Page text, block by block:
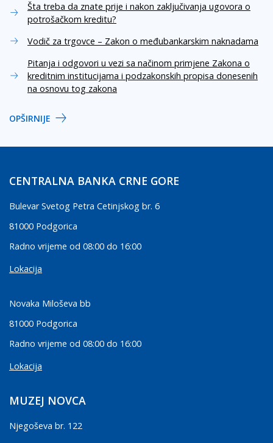
Šta treba da znate prije i nakon zaključivanja ugovora o
potrošačkom kreditu?
Vodič za trgovce – Zakon o međubankarskim naknadama
Pitanja i odgovori u vezi sa načinom primjene Zakona o
kreditnim institucijama i podzakonskih propisa donesenih
na osnovu tog zakona
OPŠIRNIJE
CENTRALNA BANKA CRNE GORE
Bulevar Svetog Petra Cetinjskog br. 6
81000 Podgorica
Radno vrijeme od 08:00 do 16:00
Lokacija
Novaka Miloševa bb
81000 Podgorica
Radno vrijeme od 08:00 do 16:00
Lokacija
MUZEJ NOVCA
Njegoševa br. 122